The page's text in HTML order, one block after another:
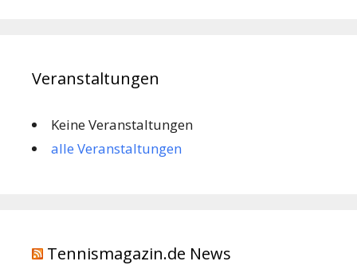
Veranstaltungen
Keine Veranstaltungen
alle Veranstaltungen
Tennismagazin.de News